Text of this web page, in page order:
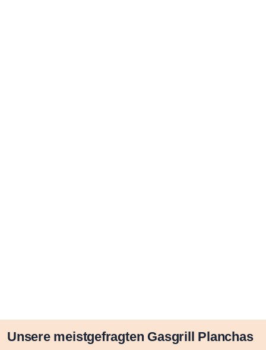
Unsere meistgefragten Gasgrill Planchas